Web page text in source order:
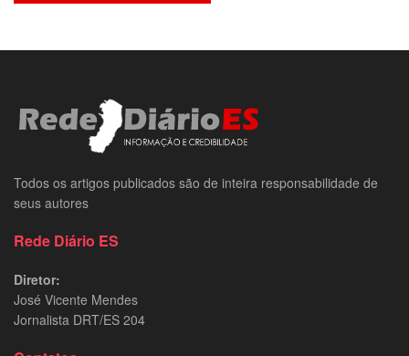
Todos os artigos publicados são de inteira responsabilidade de
seus autores
Rede Diário ES
Diretor:
José Vicente Mendes
Jornalista DRT/ES 204